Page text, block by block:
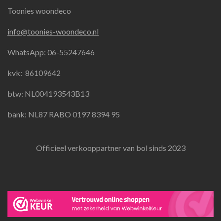
c
b
o
k
s
a
g
a
a
s
A
Toonies woondeco
info@toonies-woondeco.nl
WhatsApp: 06-55247646
kvk: 86109642
btw: NL004193543B13
bank: NL87 RABO 0197 8394 95
Officieel verkooppartner van bol sinds 2023